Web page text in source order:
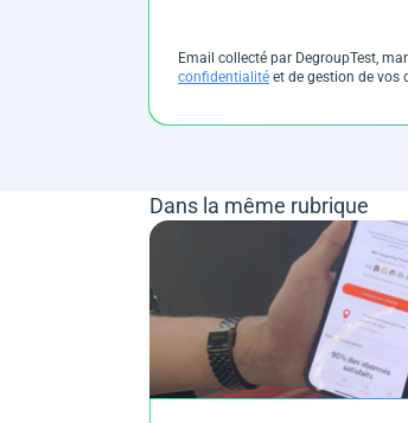
Email collecté par DegroupTest,
confidentialité et de gestion de vos
Dans la même rubrique